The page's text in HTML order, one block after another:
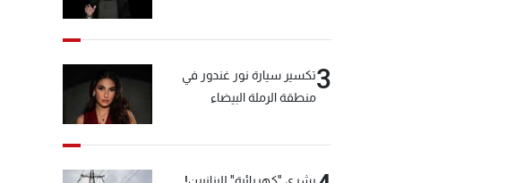
3تكسير سيارة نور غندور في
منطقة الرملة البيضاء
بشرى "كهربائية" للبنانيين!